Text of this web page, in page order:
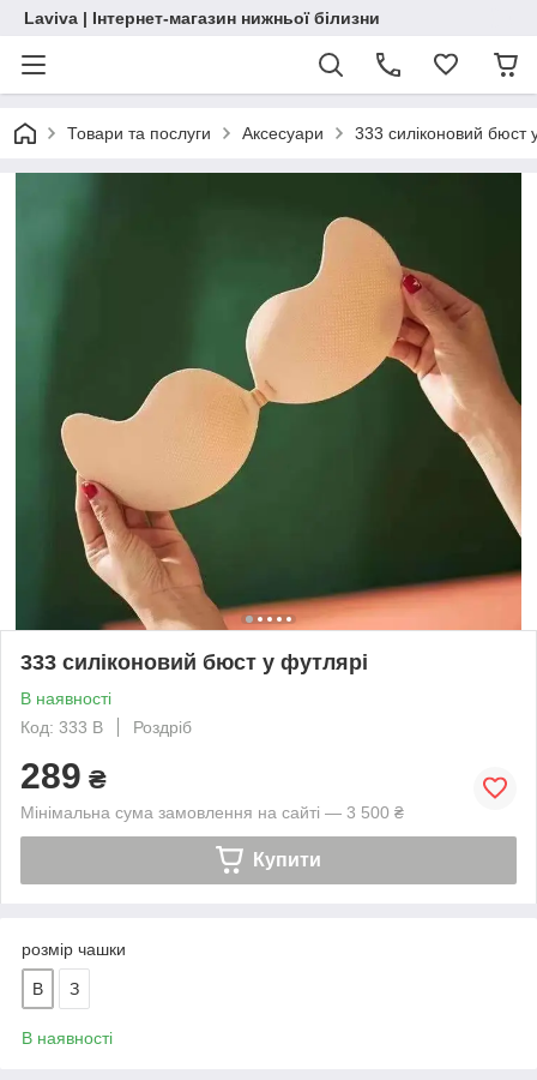
Laviva | Інтернет-магазин нижньої білизни
Товари та послуги Аксесуари 333 силіконовий бюст
333 силіконовий бюст у футлярі
В наявності
Код: 333 В
Роздріб
289 ₴
Мінімальна сума замовлення на сайті — 3 500 ₴
Купити
розмір чашки
В З
В наявності